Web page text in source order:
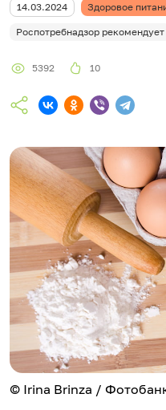
14.03.2024 Здоровое
Роспотребнадзор рекомендует
5392 10
© Irina Brinza /